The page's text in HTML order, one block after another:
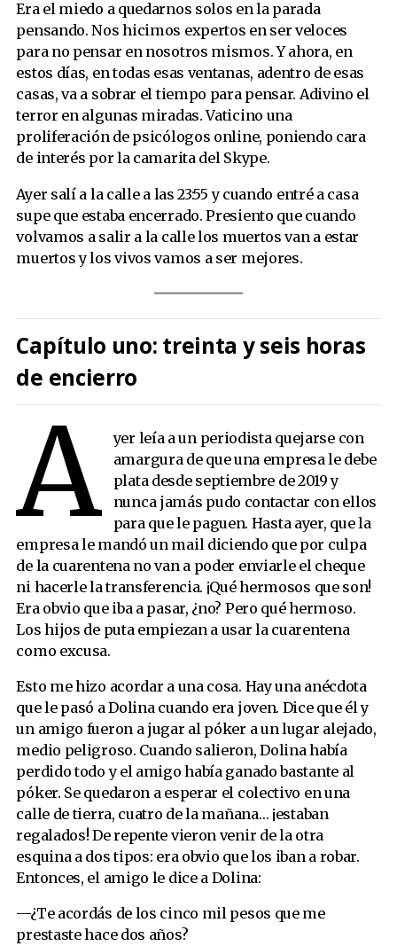
Era el miedo a quedarnos solos en la parada
pensando. Nos hicimos expertos en ser veloces
para no pensar en nosotros mismos. Y ahora, en
estos días, en todas esas ventanas, adentro de esas
casas, va a sobrar el tiempo para pensar. Adivino el
terror en algunas miradas. Vaticino una
proliferación de psicólogos online, poniendo cara
de interés por la camarita del Skype.
Ayer salí a la calle a las 23:55 y cuando entré a casa
supe que estaba encerrado. Presiento que cuando
volvamos a salir a la calle los muertos van a estar
muertos y los vivos vamos a ser mejores.
Capítulo uno: treinta y seis horas
de encierro
A
yer leía a un periodista quejarse con
amargura de que una empresa le debe
plata desde septiembre de 2019 y
nunca jamás pudo contactar con ellos
para que le paguen. Hasta ayer, que la
empresa le mandó un mail diciendo que por culpa
de la cuarentena no van a poder enviarle el cheque
ni hacerle la transferencia. ¡Qué hermosos que son!
Era obvio que iba a pasar, ¿no? Pero qué hermoso.
Los hijos de puta empiezan a usar la cuarentena
como excusa.
Esto me hizo acordar a una cosa. Hay una anécdota
que le pasó a Dolina cuando era joven. Dice que él y
un amigo fueron a jugar al póker a un lugar alejado,
medio peligroso. Cuando salieron, Dolina había
perdido todo y el amigo había ganado bastante al
póker. Se quedaron a esperar el colectivo en una
calle de tierra, cuatro de la mañana… ¡estaban
regalados! De repente vieron venir de la otra
esquina a dos tipos: era obvio que los iban a robar.
Entonces, el amigo le dice a Dolina:
—¿Te acordás de los cinco mil pesos que me
prestaste hace dos años?